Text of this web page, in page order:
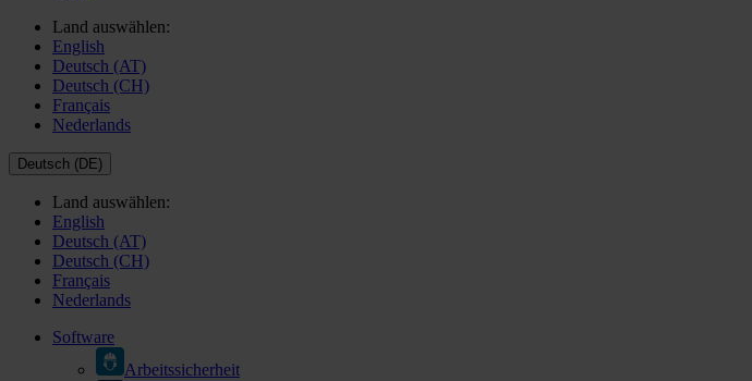
Land auswählen:
English
Deutsch (AT)
Deutsch (CH)
Français
Nederlands
Deutsch (DE)
Land auswählen:
English
Deutsch (AT)
Deutsch (CH)
Français
Nederlands
Software
Arbeitssicherheit